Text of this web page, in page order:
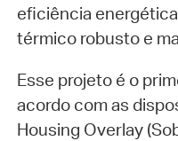
eficiência
térmico robusto e
Esse projeto é o
acordo com as
Housing Overlay